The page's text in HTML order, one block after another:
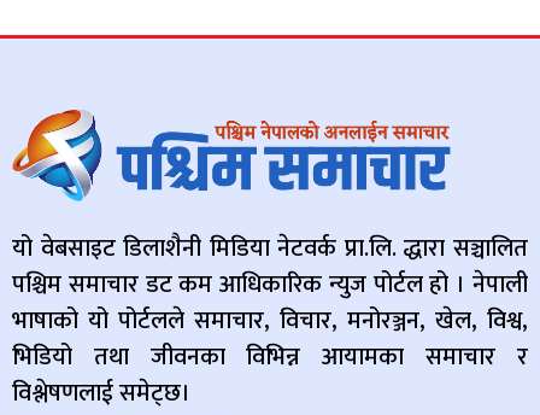
यो वेबसाइट डिलाशैनी मिडिया नेटवर्क प्रा.लि. द्धारा सञ्चालित
पश्चिम समाचार डट कम आधिकारिक न्युज पोर्टल हो । नेपाली
भाषाको यो पोर्टलले समाचार, विचार, मनोरञ्जन, खेल, विश्व,
भिडियो तथा जीवनका विभिन्न आयामका समाचार र
विश्लेषणलाई समेट्छ।